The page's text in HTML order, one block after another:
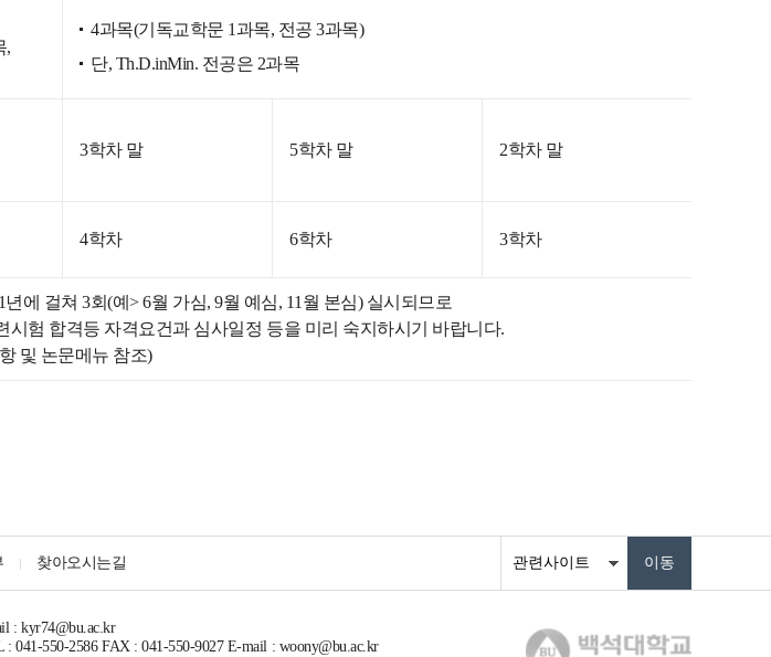
,
4과목(기독교학문 1과목, 전공 3과목)
단, Th.D.inMin. 전공은 2과목
3학차 말 5학차 말 2학차 말
4학차 6학차 3학차
에 걸쳐 3회(예> 6월 가심, 9월 예심, 11월 본심) 실시되므로
시험 합격등 자격요건과 심사일정 등을 미리 숙지하시기 바랍니다.
및 논문메뉴 참조)
찾아오시는길
: kyr74@bu.ac.kr
: 041-550-2586 FAX : 041-550-9027 E-mail : woony@bu.ac.kr